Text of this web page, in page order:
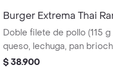
Burger Extrema Thai
Doble filete de pollo (115 g
queso, lechuga, pan
ranch
$ 38.900